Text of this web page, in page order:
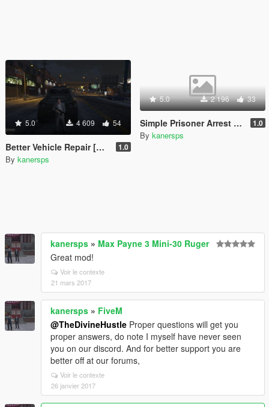
5.0 4 609 54
Better Vehicle Repair [GTALua] 1.0
By kanersps
5.0 2 196 33
Simple Prisoner Arrest [GTALua] 1.0
By kanersps
kanersps » Max Payne 3 Mini-30 Ruger
Great mod!
Voir le contexte
21 mars 2017
kanersps » FiveM
@TheDivineHustle Proper questions will get you
proper answers, do note I myself have never seen
you on our discord. And for better support you are
better off at our forums,
Voir le contexte
26 janvier 2017